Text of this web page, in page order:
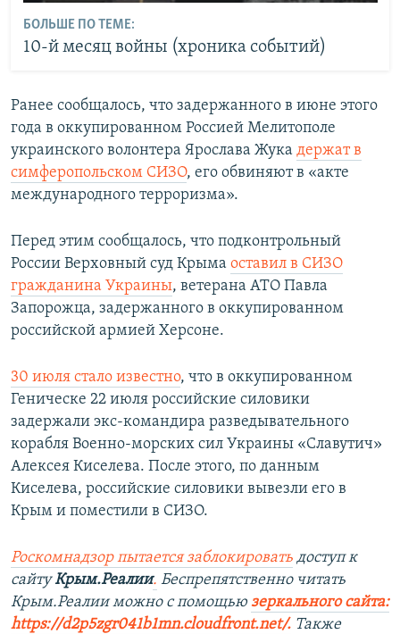
БОЛЬШЕ ПО ТЕМЕ:
10-й месяц войны (хроника событий)
Ранее сообщалось, что задержанного в июне этого
года в оккупированном Россией Мелитополе
украинского волонтера Ярослава Жука держат в
симферопольском СИЗО, его обвиняют в «акте
международного терроризма».
Перед этим сообщалось, что подконтрольный
России Верховный суд Крыма оставил в СИЗО
гражданина Украины, ветерана АТО Павла
Запорожца, задержанного в оккупированном
российской армией Херсоне.
30 июля стало известно, что в оккупированном
Геническе 22 июля российские силовики
задержали экс-командира разведывательного
корабля Военно-морских сил Украины «Славутич»
Алексея Киселева. После этого, по данным
Киселева, российские силовики вывезли его в
Крым и поместили в СИЗО.
Роскомнадзор пытается заблокировать доступ к
сайтуКрым.Реалии. Беспрепятственно читать
Крым.Реалии можно с помощью зеркального сайта:
https://d2p5zgr041b1mn.cloudfront.net/. Также